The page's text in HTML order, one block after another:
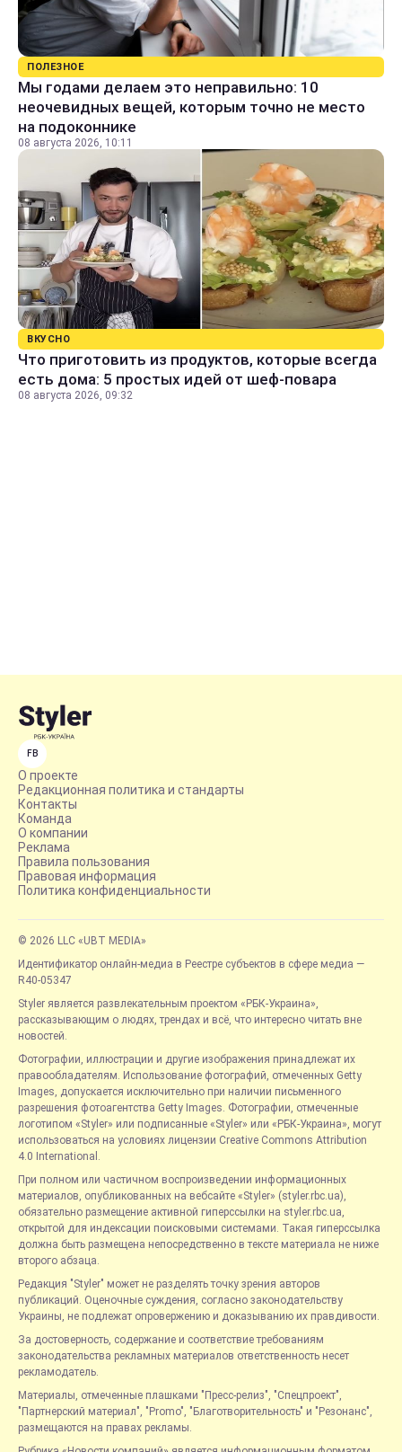
ПОЛЕЗНОЕ
Мы годами делаем это неправильно: 10
неочевидных вещей, которым точно не место
на подоконнике
08 августа 2026, 10:11
ВКУСНО
Что приготовить из продуктов, которые всегда
есть дома: 5 простых идей от шеф-повара
08 августа 2026, 09:32
FB
О проекте
Редакционная политика и стандарты
Контакты
Команда
О компании
Реклама
Правила пользования
Правовая информация
Политика конфиденциальности
© 2026 LLC «UBT MEDIA»
Идентификатор онлайн-медиа в Реестре субъектов в сфере медиа —
R40-05347
Styler является развлекательным проектом «РБК-Украина»,
рассказывающим о людях, трендах и всё, что интересно читать вне
новостей.
Фотографии, иллюстрации и другие изображения принадлежат их
правообладателям. Использование фотографий, отмеченных Getty
Images, допускается исключительно при наличии письменного
разрешения фотоагентства Getty Images. Фотографии, отмеченные
логотипом «Styler» или подписанные «Styler» или «РБК-Украина», могут
использоваться на условиях лицензии Creative Commons Attribution
4.0 International.
При полном или частичном воспроизведении информационных
материалов, опубликованных на вебсайте «Styler» (styler.rbc.ua),
обязательно размещение активной гиперссылки на styler.rbc.ua,
открытой для индексации поисковыми системами. Такая гиперссылка
должна быть размещена непосредственно в тексте материала не ниже
второго абзаца.
Редакция "Styler" может не разделять точку зрения авторов
публикаций. Оценочные суждения, согласно законодательству
Украины, не подлежат опровержению и доказыванию их правдивости.
За достоверность, содержание и соответствие требованиям
законодательства рекламных материалов ответственность несет
рекламодатель.
Материалы, отмеченные плашками "Пресс-релиз", "Спецпроект",
"Партнерский материал", "Promo", "Благотворительность" и "Резонанс",
размещаются на правах рекламы.